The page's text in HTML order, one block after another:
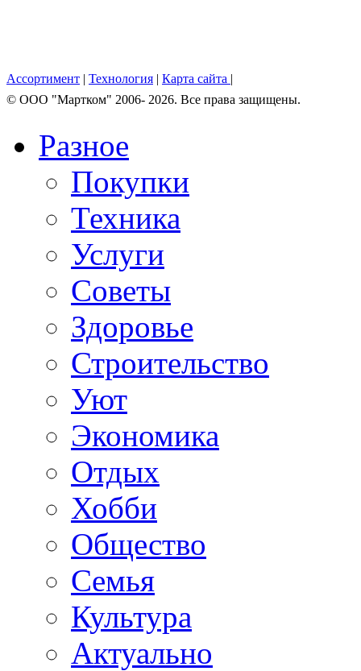
Ассортимент | Технология | Карта сайта |
© OOO "Мартком" 2006- 2026. Все права защищены.
Разное
Покупки
Техника
Услуги
Советы
Здоровье
Строительство
Уют
Экономика
Отдых
Хобби
Общество
Семья
Культура
Актуально